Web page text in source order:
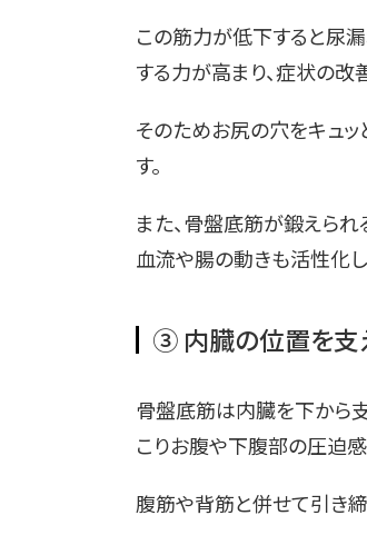
この筋力が低下すると尿
する力が高まり、症状の改
そのためお尻の穴をキュ
す。
また、骨盤底筋が鍛えられ
血流や腸の動きも活性化
③ 内臓の位置を支
骨盤底筋は内臓を下から支
こりお腹や下腹部の圧迫
腹筋や背筋と併せて引き締